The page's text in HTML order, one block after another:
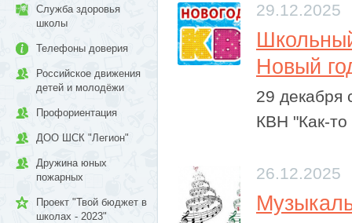
Служба здоровья
школы
Телефоны доверия
Российское движения
детей и молодёжи
Профориентация
ДОО ШСК "Легион"
Дружина юных
пожарных
Проект "Твой бюджет в
школах - 2023"
29.12.2025
Новый
29 декабря
КВН "Как-
26.12.2025